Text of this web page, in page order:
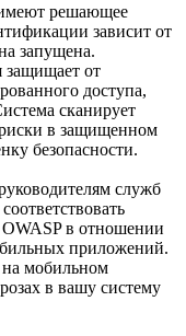
решающее
зависит от
запущена.
защищает от
доступа,
сканирует
риски в защищенном
безопасности.
служб
в отношении
приложений.
мобильном
в вашу систему